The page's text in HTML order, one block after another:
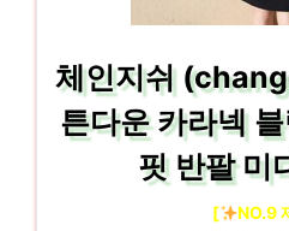
체인지쉬
튼다운 카라넥
핏 반팔 미
[ NO.9